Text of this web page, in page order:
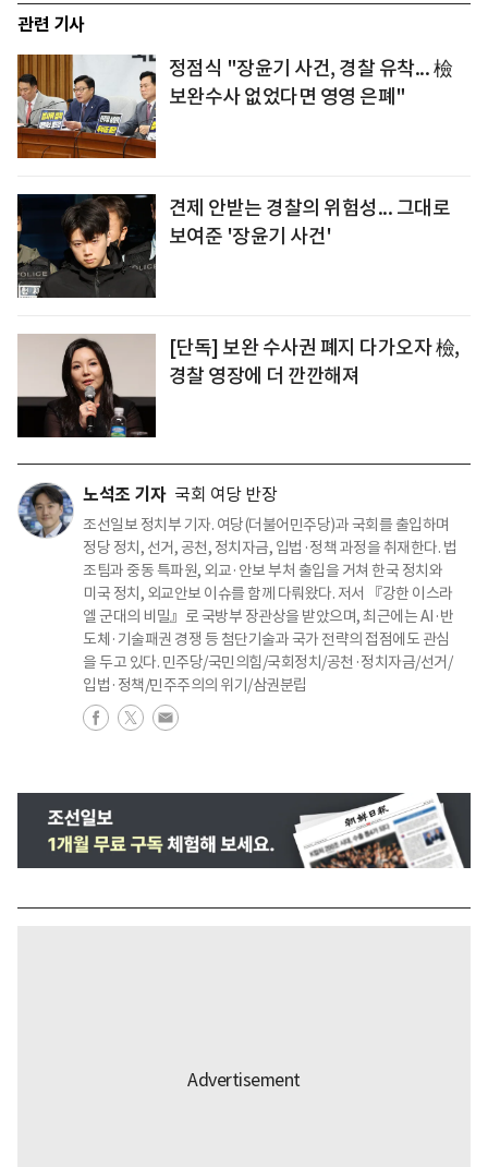
관련 기사
정점식 "장윤기 사건, 경찰 유착... 檢
보완수사 없었다면 영영 은폐"
견제 안받는 경찰의 위험성... 그대로
보여준 '장윤기 사건'
[단독] 보완 수사권 폐지 다가오자 檢,
경찰 영장에 더 깐깐해져
노석조 기자 국회 여당 반장
조선일보 정치부 기자. 여당(더불어민주당)과 국회를 출입하며
정당 정치, 선거, 공천, 정치자금, 입법·정책 과정을 취재한다. 법
조팀과 중동 특파원, 외교·안보 부처 출입을 거쳐 한국 정치와
미국 정치, 외교안보 이슈를 함께 다뤄왔다. 저서 『강한 이스라
엘 군대의 비밀』로 국방부 장관상을 받았으며, 최근에는 AI·반
도체·기술패권 경쟁 등 첨단기술과 국가 전략의 접점에도 관심
을 두고 있다. 민주당/국민의힘/국회정치/공천·정치자금/선거/
입법·정책/민주주의의 위기/삼권분립